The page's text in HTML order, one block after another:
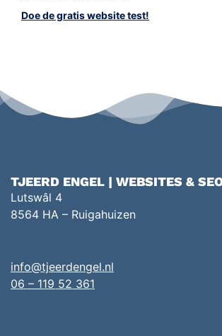
Doe de gratis website test!
TJEERD ENGEL | WEBSITES &
Lutswâl 4
8564 HA – Ruigahuizen
info@tjeerdengel.nl
06 – 119 52 361